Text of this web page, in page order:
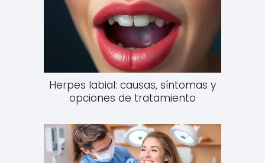
Herpes labial: causas, síntomas y
opciones de tratamiento